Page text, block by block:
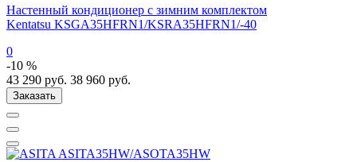
Настенный кондиционер с зимним комплектом
Kentatsu KSGA35HFRN1/KSRA35HFRN1/-40
0
-10 %
43 290 руб. 38 960 руб.
Заказать